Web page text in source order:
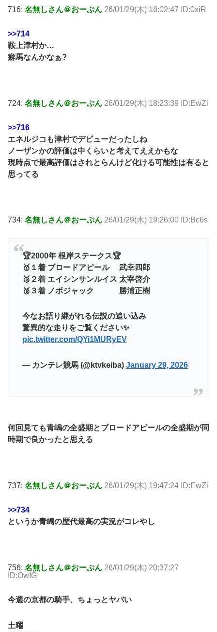
716: 名無しさん＠おーぷん 26/01/29(木) 18:02:47 ID:0xiR
>>714
鞍上津村か…
癖馬なんかなぁ?
724: 名無しさん＠おーぷん 26/01/29(木) 18:23:39 ID:EwZi
>>716
エネルジコも津村でデビューだったしね
ノーザンかの評価は中くらいと考えてええかもな
現時点で最高評価はされとらんけど化ける可能性は有ると
思ってる
734: 名無しさん＠おーぷん 26/01/29(木) 19:26:00 ID:Bc6s
🏆2000年 根岸ステークス🏆
🥇１着 ブロードアピール 武幸四郎
🥈２着 エイシンサンルイス 太宰啓介
🥉３着 ノボジャック 勝浦正樹
今なお語り継がれる伝説の追い込み
驚異的な走りをご覧ください✨
pic.twitter.com/QYi1MURyEV
— カンテレ競馬 (@ktvkeiba) January 29, 2026
何回見ても青嶋の全盛期とブロードアピールの全盛期が同
時期で良かったと思える
737: 名無しさん＠おーぷん 26/01/29(木) 19:47:24 ID:EwZi
>>734
というか青嶋の歴代最高の実況がコレやし
756: 名無しさん＠おーぷん 26/01/29(木) 20:37:27
ID:OwIG
今週の京都の騎手、ちょっとヤバい
土曜